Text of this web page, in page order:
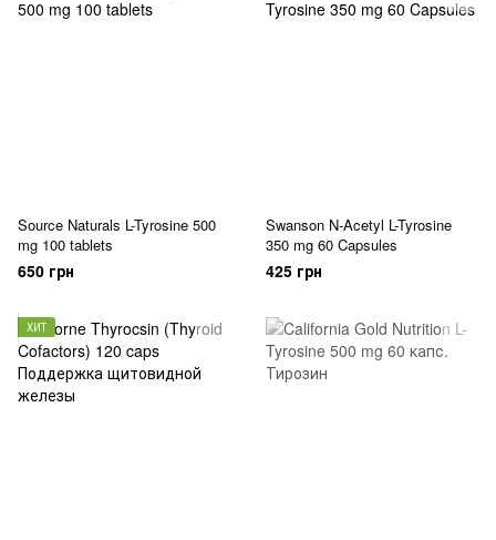
Source Naturals L-Tyrosine 500
mg 100 tablets
650 грн
Swanson N-Acetyl L-Tyrosine
350 mg 60 Capsules
425 грн
ХИТ